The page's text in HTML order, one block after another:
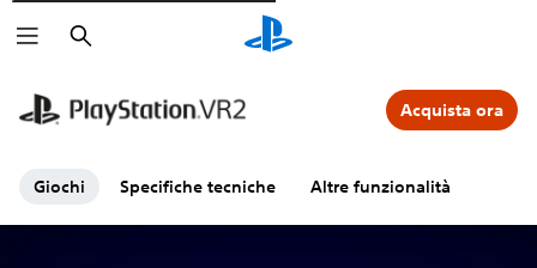
Cerca
Giochi Specifiche tecniche Altre funzionalità
Acquista ora